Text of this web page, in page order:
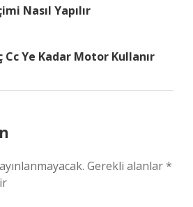
Nasıl Yapılır
Cc Ye Kadar Motor Kullanır
Gerekli alanlar*